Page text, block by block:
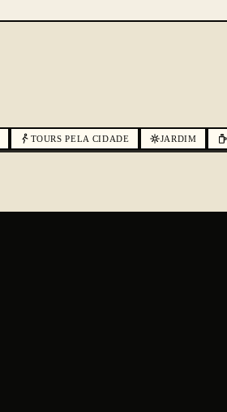
TOURS PELA CIDADE JARDIM